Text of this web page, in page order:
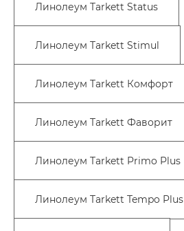
Линолеум Tarkett Status
Линолеум Tarkett Stimul
Линолеум Tarkett Комфорт
Линолеум Tarkett Фаворит
Линолеум Tarkett Primo Plus
Линолеум Tarkett Tempo Plus